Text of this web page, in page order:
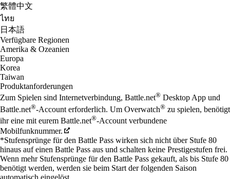
繁體中文
ไทย
日本語
Verfügbare Regionen
Amerika & Ozeanien
Europa
Korea
Taiwan
Produktanforderungen
Zum Spielen sind Internetverbindung, Battle.net® Desktop App und
Battle.net®-Account erforderlich. Um Overwatch® zu spielen, benötigt
ihr eine mit eurem Battle.net®-Account verbundene
Mobilfunknummer.
*Stufensprünge für den Battle Pass wirken sich nicht über Stufe 80
hinaus auf einen Battle Pass aus und schalten keine Prestigestufen frei.
Wenn mehr Stufensprünge für den Battle Pass gekauft, als bis Stufe 80
benötigt werden, werden sie beim Start der folgenden Saison
automatisch eingelöst.